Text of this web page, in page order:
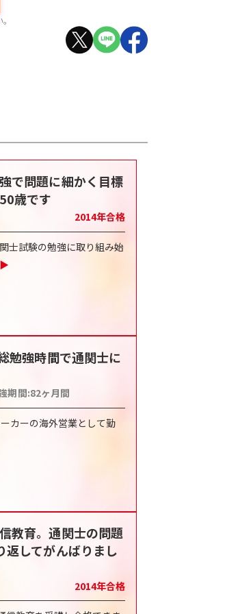
で問題に細かく目標
歳です
2014年合格
士試験の勉強に取り組み始
▶
勉強時間で通関士に
期間:82ヶ月間
カーの海外営業として勤
教育。通関士の問題
返してがんばりまし
2014年合格